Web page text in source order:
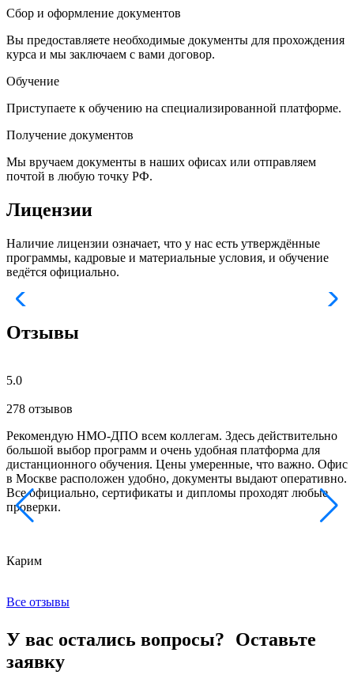
Сбор и оформление документов
Вы предоставляете необходимые документы для прохождения
курса и мы заключаем с вами договор.
Обучение
Приступаете к обучению на специализированной платформе.
Получение документов
Мы вручаем документы в наших офисах или отправляем
почтой в любую точку РФ.
Лицензии
Наличие лицензии означает, что у нас есть утверждённые
программы, кадровые и материальные условия, и обучение
ведётся официально.
Отзывы
5.0
278 отзывов
Рекомендую НМО-ДПО всем коллегам. Здесь действительно
большой выбор программ и очень удобная платформа для
дистанционного обучения. Цены умеренные, что важно. Офис
в Москве расположен удобно, документы выдают оперативно.
Все официально, сертификаты и дипломы проходят любые
проверки.
Карим
Все отзывы
У вас остались вопросы? Оставьте
заявку